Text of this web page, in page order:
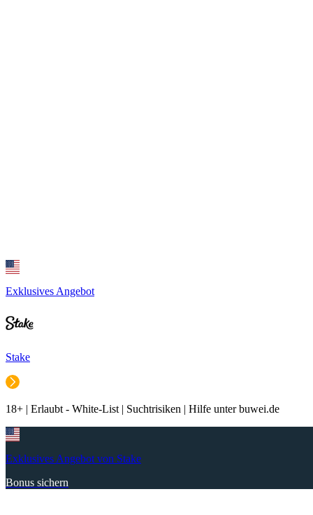
Exklusives Angebot
Stake
18+ | Erlaubt - White-List | Suchtrisiken | Hilfe unter buwei.de
Exklusives Angebot von Stake
Bonus sichern